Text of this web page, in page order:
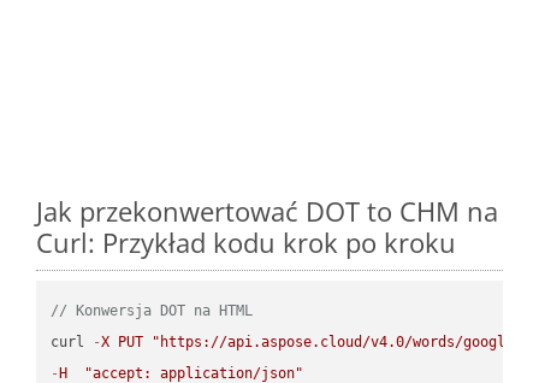
Jak przekonwertować DOT to CHM na
Curl: Przykład kodu krok po kroku
// Konwersja DOT na HTML
curl
-X PUT
"https://api.aspose.cloud/v4.0/words/
- H
"accept: application/json"